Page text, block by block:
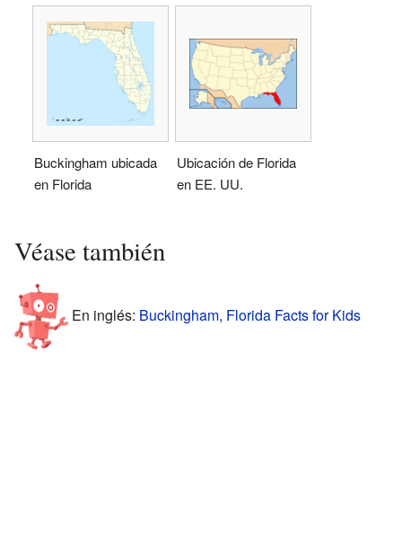
Buckingham ubicada
en Florida
Ubicación de Florida
en EE. UU.
Véase también
En inglés: Buckingham, Florida Facts for Kids